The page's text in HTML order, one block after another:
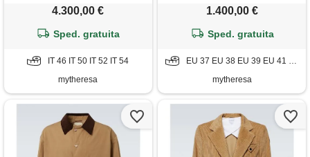
righe
4.300,00 €
Sped. gratuita
IT 46 IT 50 IT 52 IT 54
mytheresa
cotone
1.400,00 €
Sped. gratuita
EU 37 EU 38 EU 39 EU 41 EU 42 EU 43
mytheresa